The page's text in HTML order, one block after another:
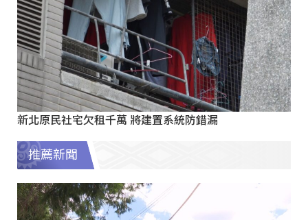
新北原民社宅欠租千萬 將建置系統防錯漏
推薦新聞